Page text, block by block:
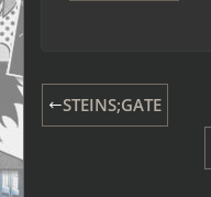
STEINS;GATE